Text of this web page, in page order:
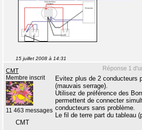
15 juillet 2008 à 14:31
Réponse 1
CMT
Membre inscrit
11 463 messages
Evitez plus de 2 conducteurs
(mauvais serrage).
Utilisez de préférence des
permettent de connecter
conducteurs sans problème.
Le fil de terre part du tableau
CMT